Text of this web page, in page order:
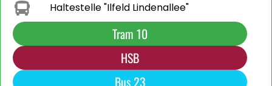
Haltestelle "Ilfeld Lindenallee"
Tram 10
HSB
Bus 23